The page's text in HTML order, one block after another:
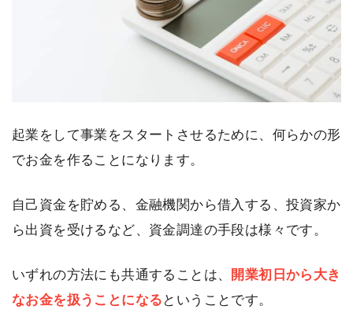
起業をして事業をスタートさせるために、何らかの形
でお金を作ることになります。
自己資金を貯める、金融機関から借入する、投資家か
ら出資を受けるなど、資金調達の手段は様々です。
いずれの方法にも共通することは、
開業初日から大き
なお金を扱うことになる ということです。